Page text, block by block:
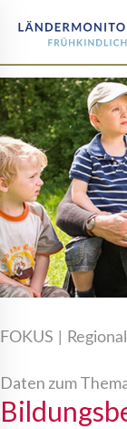
FOKUS |
Daten zum